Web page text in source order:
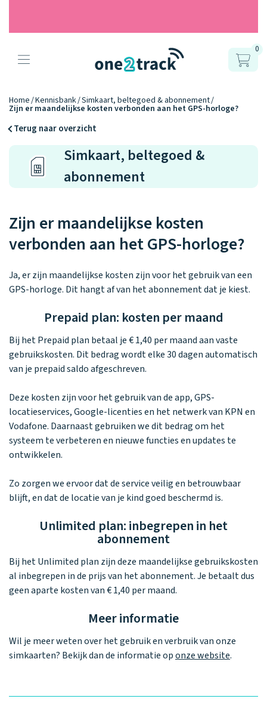
Producten
Onze gps
horloges
ConnectConnect
NEXT
Connect
UP
Horloges
vergelijken
Tweedekans
horloges
horloges
Accessoires
Opladers
accessoires
Personaliseer
Kies je eigen
kleur, naam en
je horloge
helemaal van
jou.
Hoe werkt
het?
Ontdek hoe
het werkt
Zo werken het
kinderhorloge
samen.
Positie en GPS
Datakosten
Waarom one2track App updates
Blogs
Over ons
Ons verhaal
Recensies
Werken bij
Jarige Job
0
Home Kennisbank Simkaart, beltegoed & abonnement
Zijn er maandelijkse kosten verbonden aan het GPS-horloge?
Terug naar overzicht
Simkaart, beltegoed &
abonnement
Zijn er maandelijkse kosten
verbonden aan het GPS-horloge?
Ja, er zijn maandelijkse kosten zijn voor het gebruik van een
GPS-horloge. Dit hangt af van het abonnement dat je kiest.
Prepaid plan: kosten per maand
Bij het Prepaid plan betaal je € 1,40 per maand aan vaste
gebruikskosten. Dit bedrag wordt elke 30 dagen automatisch
van je prepaid saldo afgeschreven.
Deze kosten zijn voor het gebruik van de app, GPS-
locatieservices, Google-licenties en het netwerk van KPN en
Vodafone. Daarnaast gebruiken we dit bedrag om het
systeem te verbeteren en nieuwe functies en updates te
ontwikkelen.
Zo zorgen we ervoor dat de service veilig en betrouwbaar
blijft, en dat de locatie van je kind goed beschermd is.
Unlimited plan: inbegrepen in het
abonnement
Bij het Unlimited plan zijn deze maandelijkse gebruikskosten
al inbegrepen in de prijs van het abonnement. Je betaalt dus
geen aparte kosten van € 1,40 per maand.
Meer informatie
Wil je meer weten over het gebruik en verbruik van onze
simkaarten? Bekijk dan de informatie oponze website.